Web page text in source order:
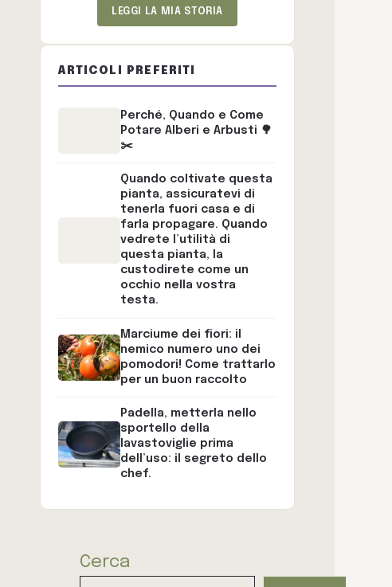
LEGGI LA MIA STORIA
ARTICOLI PREFERITI
Perché, Quando e Come
Potare Alberi e Arbusti 🌳
✂️
Quando coltivate questa
pianta, assicuratevi di
tenerla fuori casa e di
farla propagare. Quando
vedrete l’utilità di
questa pianta, la
custodirete come un
occhio nella vostra
testa.
Marciume dei fiori: il
nemico numero uno dei
pomodori! Come trattarlo
per un buon raccolto
Padella, metterla nello
sportello della
lavastoviglie prima
dell’uso: il segreto dello
chef.
Cerca